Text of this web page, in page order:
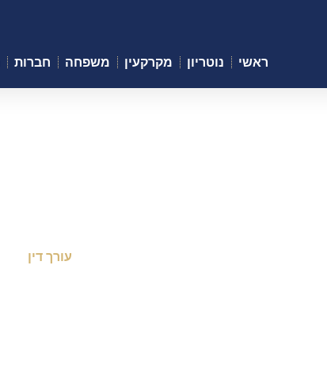
ראשי נוטריון מקרקעין משפחה חברות
עורך דין